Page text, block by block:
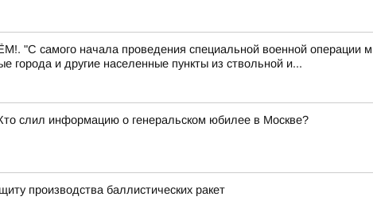
"С самого начала проведения специальной военной операции
города и другие населенные пункты из ствольной и...
слил информацию о генеральском юбилее в Москве?
производства баллистических ракет